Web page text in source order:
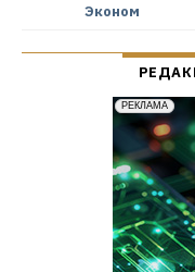
Эконом